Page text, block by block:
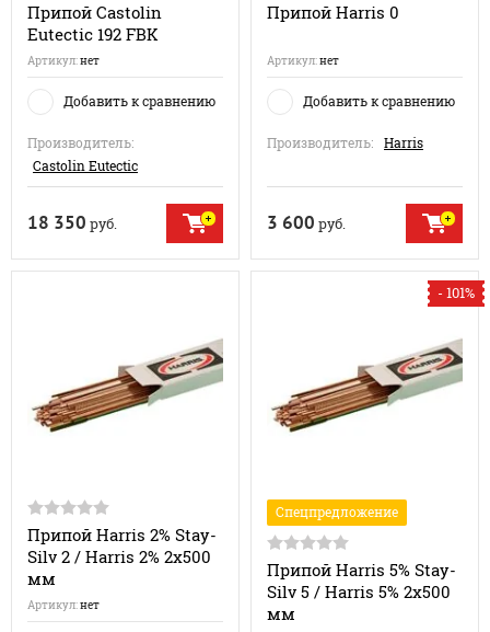
Припой Castolin
Eutectic 192 FBK
Артикул:нет
Добавить к сравнению
Производитель:
Castolin Eutectic
18 350 руб.
Припой Harris 0
Артикул:нет
Добавить к сравнению
Производитель: Harris
3 600 руб.
Припой Harris 2% Stay-
Silv 2 / Harris 2% 2х500
мм
Артикул:нет
- 101%
Спецпредложение
Припой Harris 5% Stay-
Silv 5 / Harris 5% 2х500
мм